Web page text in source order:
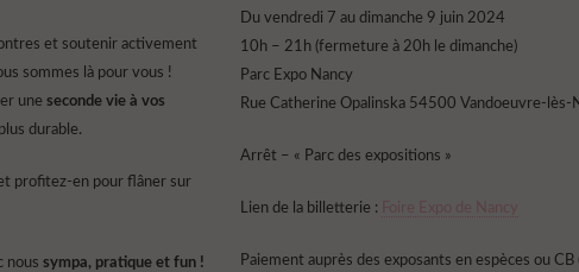
et soutenir activement
sommes là pour vous !
une seconde vie à vos
durable.
profitez-en pour flâner sur
nous sympa, pratique et fun !
Du vendredi 7 au dimanche 9 juin 2024
10h – 21h (fermeture à 20h le dimanche)
Parc Expo Nancy
Rue Catherine Opalinska 54500 Vandoeuvre-lès-
Arrêt – « Parc des expositions »
Lien de la billetterie : Foire Expo de Nancy
Paiement auprès des exposants en espèces ou